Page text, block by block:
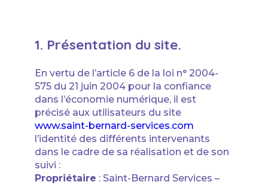
1. Présentation du site.
En vertu de l’article 6 de la loi n° 2004-
575 du 21 juin 2004 pour la confiance
dans l’économie numérique, il est
précisé aux utilisateurs du site
www.saint-bernard-services.com
l’identité des différents intervenants
dans le cadre de sa réalisation et de son
suivi :
Propriétaire : Saint-Bernard Services –